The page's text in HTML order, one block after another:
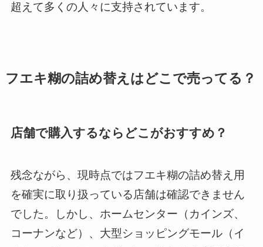
超えて多くの人々に支持されています。
フエキ糊の詰め替えはどこで売ってる？
店舗で購入するならどこがおすすめ？
残念ながら、現時点ではフエキ糊の詰め替え用
を確実に取り扱っている店舗は確認できません
でした。しかし、ホームセンター（カインズ、
コーナンなど）、大型ショッピングモール（イ